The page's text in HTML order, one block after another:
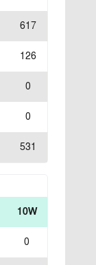
617
126
0
0
531
10W
0